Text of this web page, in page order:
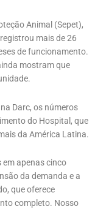
Animal (Sepet),
mais de 26
de funcionamento.
mostram que
Darc, os números
do Hospital, que
da América Latina.
em apenas cinco
da demanda e a
que oferece
completo. Nosso